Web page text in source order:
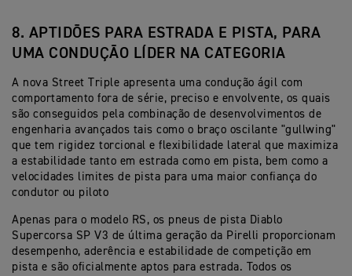
8. APTIDÕES PARA ESTRADA E PISTA, PARA
UMA CONDUÇÃO LÍDER NA CATEGORIA
A nova Street Triple apresenta uma condução ágil com
comportamento fora de série, preciso e envolvente, os quais
são conseguidos pela combinação de desenvolvimentos de
engenharia avançados tais como o braço oscilante "gullwing"
que tem rigidez torcional e flexibilidade lateral que maximiza
a estabilidade tanto em estrada como em pista, bem como a
velocidades limites de pista para uma maior confiança do
condutor ou piloto
Apenas para o modelo RS, os pneus de pista Diablo
Supercorsa SP V3 de última geração da Pirelli proporcionam
desempenho, aderência e estabilidade de competição em
pista e são oficialmente aptos para estrada. Todos os